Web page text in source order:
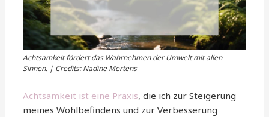
Achtsamkeit fördert das Wahrnehmen der Umwelt mit allen
Sinnen. | Credits: Nadine Mertens
Achtsamkeit ist eine Praxis, die ich zur Steigerung
meines Wohlbefindens und zur Verbesserung